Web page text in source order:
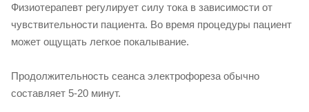
Физиотерапевт регулирует силу тока в зависимости от
чувствительности пациента. Во время процедуры пациент
может ощущать легкое покалывание.
Продолжительность сеанса электрофореза обычно
составляет 5-20 минут.